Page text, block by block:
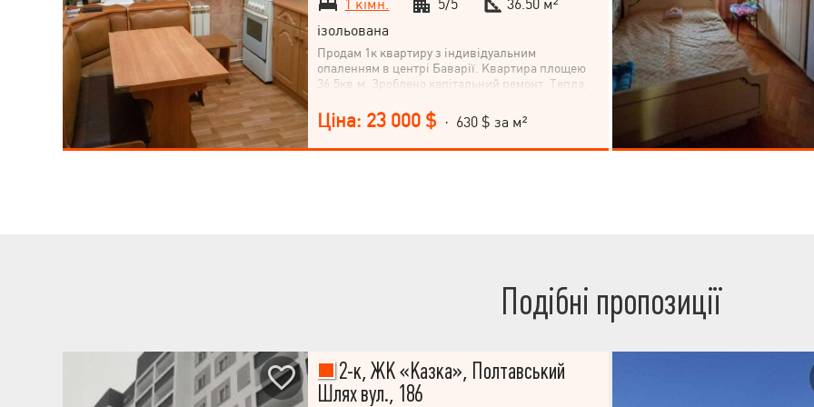
1 кімн.
5/5
36.50 м²
ізольована
Продам 1к квартиру з індивідуальним
опаленням в центрі Баварії. Квартира площею
36.5кв.м. Зроблено капітальний ремонт. Тепла,
поліклініка, зупинка транспорту.
Ціна: 23 000 $ · 630 $ за м²
Подібні пропозиції
2-к, ЖК «Казка», Полтавський
Шлях вул., 186